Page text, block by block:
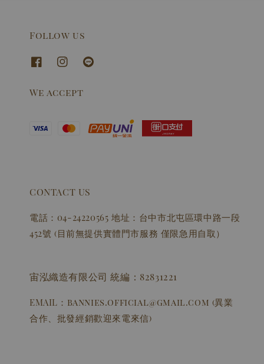
Follow us
We accept
CONTACT US
電話：04-24220565 地址：台中市北屯區環中路一段
452號 (目前無提供實體門市服務 僅限急用自取）
宙泓織造有限公司 統編：82831221
EMAIL：bannies.official@gmail.com (異業
合作、批發經銷歡迎來電來信)